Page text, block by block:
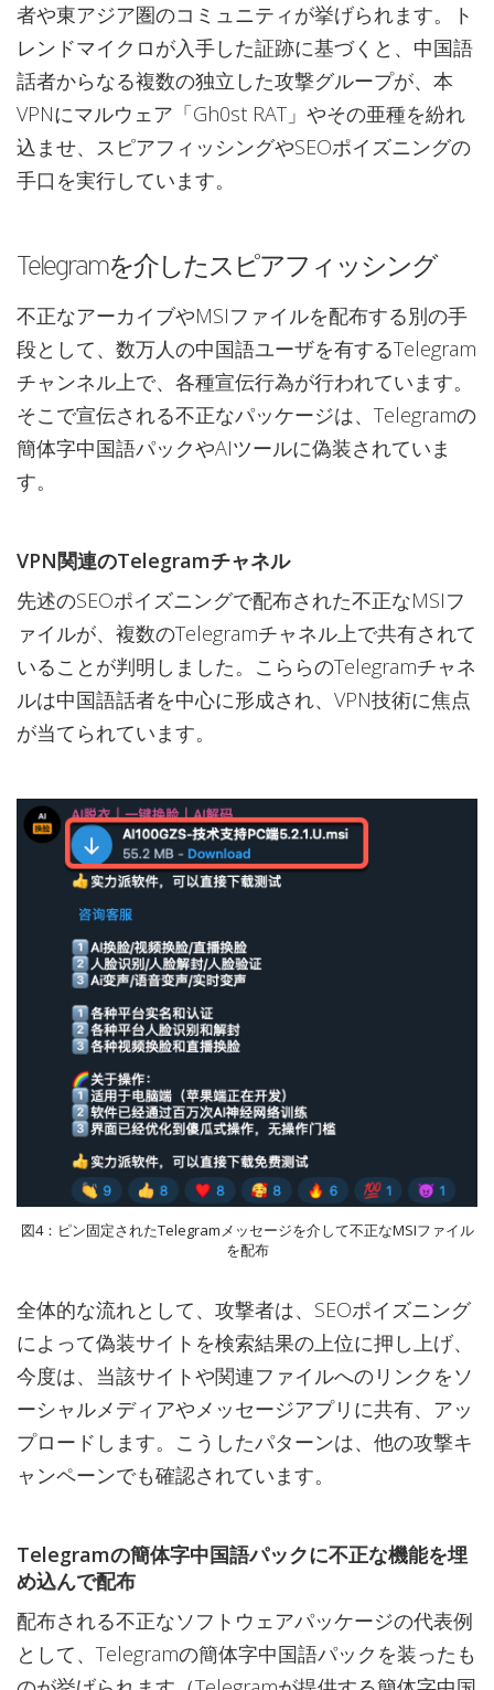
者や東アジア圏のコミュニティが挙げられます。ト
レンドマイクロが入手した証跡に基づくと、中国語
話者からなる複数の独立した攻撃グループが、本
VPNにマルウェア「Gh0st RAT」やその亜種を紛れ
込ませ、スピアフィッシングやSEOポイズニングの
手口を実行しています。
Telegramを介したスピアフィッシング
不正なアーカイブやMSIファイルを配布する別の手
段として、数万人の中国語ユーザを有するTelegram
チャンネル上で、各種宣伝行為が行われています。
そこで宣伝される不正なパッケージは、Telegramの
簡体字中国語パックやAIツールに偽装されていま
す。
VPN関連のTelegramチャネル
先述のSEOポイズニングで配布された不正なMSIフ
ァイルが、複数のTelegramチャネル上で共有されて
いることが判明しました。こららのTelegramチャネ
ルは中国語話者を中心に形成され、VPN技術に焦点
が当てられています。
図4：ピン固定されたTelegramメッセージを介して不正なMSIファイル
を配布
全体的な流れとして、攻撃者は、SEOポイズニング
によって偽装サイトを検索結果の上位に押し上げ、
今度は、当該サイトや関連ファイルへのリンクをソ
ーシャルメディアやメッセージアプリに共有、アッ
プロードします。こうしたパターンは、他の攻撃キ
ャンペーンでも確認されています。
Telegramの簡体字中国語パックに不正な機能を埋
め込んで配布
配布される不正なソフトウェアパッケージの代表例
として、Telegramの簡体字中国語パックを装ったも